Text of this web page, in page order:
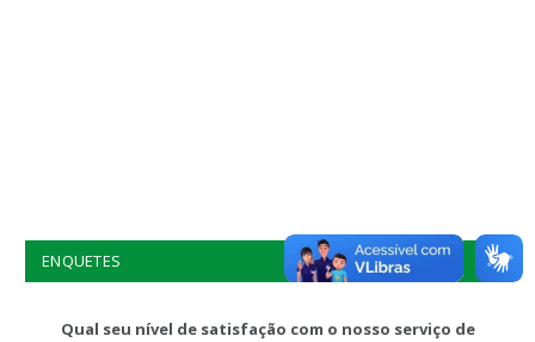
ENQUETES
Qual seu nível de satisfação com o nosso serviço de